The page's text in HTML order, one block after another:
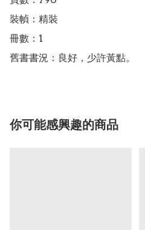
裝幀：精裝
冊數：1
舊書書況：良好，少許黃點。
你可能感興趣的商品